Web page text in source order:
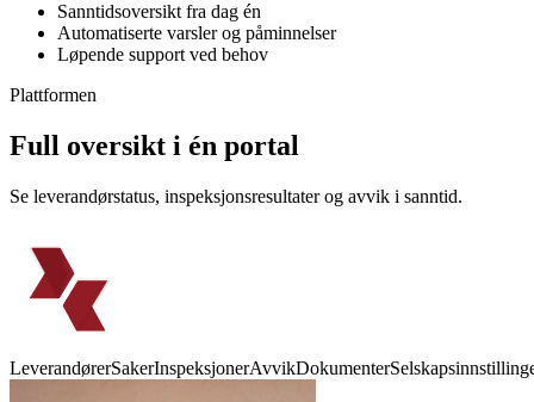
Sanntidsoversikt fra dag én
Automatiserte varsler og påminnelser
Løpende support ved behov
Plattformen
Full oversikt i én portal
Se leverandørstatus, inspeksjonsresultater og avvik i sanntid.
LeverandørerSakerInspeksjonerAvvikDokumenter